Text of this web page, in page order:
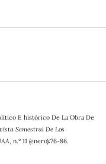
E histórico De La Obra De
Semestral De Los
, n.º 11 (enero):76-86.